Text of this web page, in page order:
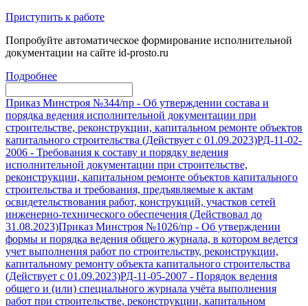
Приступить к работе
Попробуйте автоматическое формирование исполнительной
документации на сайте id-prosto.ru
Подробнее
Приказ Минстроя №344/пр - Об утверждении состава и
порядка ведения исполнительной документации при
строительстве, реконструкции, капитальном ремонте объектов
капитального строительства (Действует с 01.09.2023)РД-11-02-
2006 - Требования к составу и порядку ведения
исполнительной документации при строительстве,
реконструкции, капитальном ремонте объектов капитального
строительства и требования, предъявляемые к актам
освидетельствования работ, конструкций, участков сетей
инженерно-технического обеспечения (Действовал до
31.08.2023)Приказ Минстроя №1026/пр - Об утверждении
формы и порядка ведения общего журнала, в котором ведется
учет выполнения работ по строительству, реконструкции,
капитальному ремонту объекта капитального строительства
(Действует с 01.09.2023)РД-11-05-2007 - Порядок ведения
общего и (или) специального журнала учёта выполнения
работ при строительстве, реконструкции, капитальном